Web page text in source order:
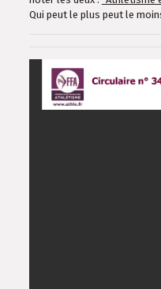
Qui peut le plus peut le